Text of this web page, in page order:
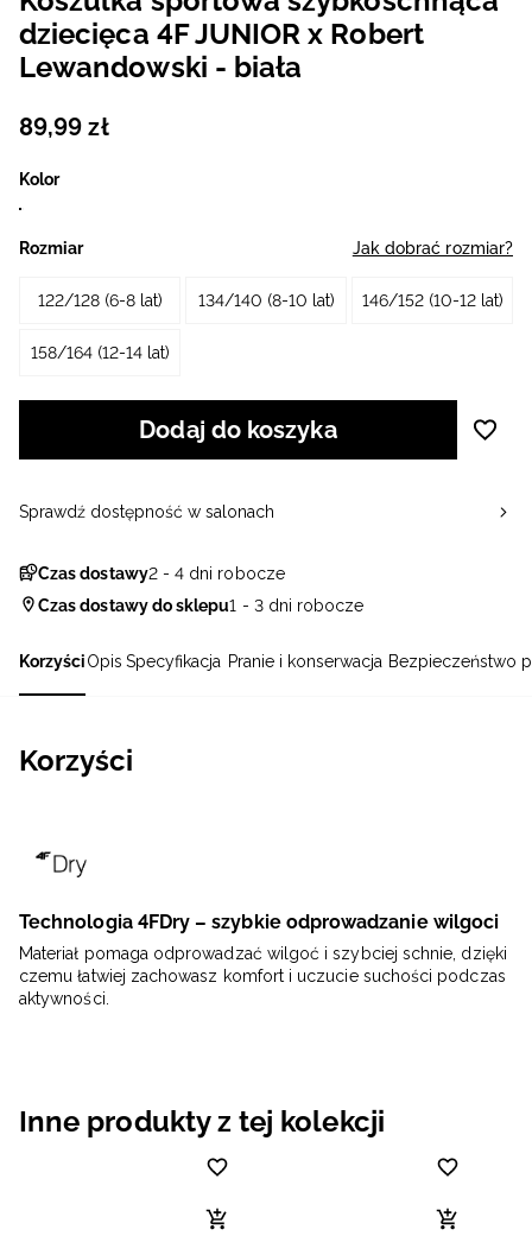
KorzyściOpis Specyfikacja Pranie i konserwacja Bezpieczeństwo
Korzyści
Technologia 4FDry – szybkie odprowadzanie wilgoci
Materiał pomaga odprowadzać wilgoć i szybciej schnie, dzięki
czemu łatwiej zachowasz komfort i uczucie suchości podczas
aktywności.
dziecięca 4F JUNIOR x Robert
Lewandowski - biała
89,99 zł
Kolor
Rozmiar Jak dobrać rozmiar?
122/128 (6-8 lat) 134/140 (8-10 lat) 146/152 (10-12 lat)
158/164 (12-14 lat)
Dodaj do koszyka
Czas dostawy2 - 4 dni robocze
Czas dostawy do sklepu1 - 3 dni robocze
Sprawdź dostępność w salonach
Inne produkty z tej kolekcji